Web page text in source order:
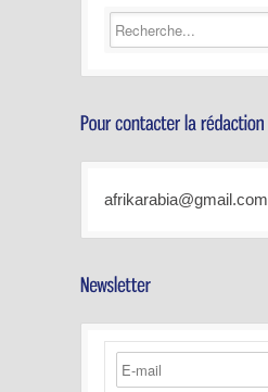
afrikarabia@gmail.com